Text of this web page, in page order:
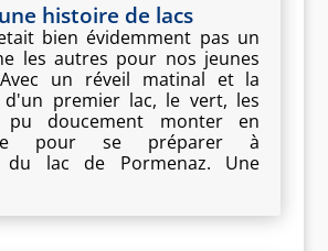
histoire de lacs
bien évidemment pas un
les autres pour nos jeunes
Avec un réveil matinal et la
d'un premier lac, le vert, les
doucement monter en
pour se préparer à
du lac de Pormenaz. Une